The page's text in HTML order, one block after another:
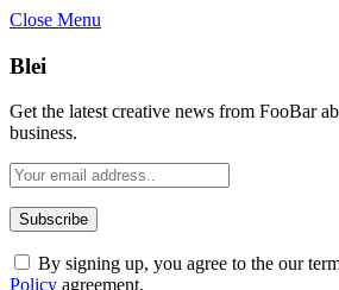
Close Menu
Blei
Get the latest creative news from FooBar
business.
By signing up, you agree to the our
Policy agreement.